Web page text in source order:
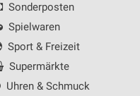
Sonderposten
Spielwaren
Sport & Freizeit
Supermärkte
Uhren & Schmuck